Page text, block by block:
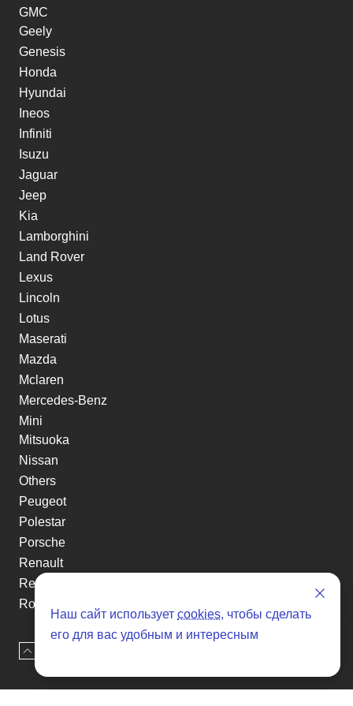
GMC
Geely
Genesis
Honda
Hyundai
Ineos
Infiniti
Isuzu
Jaguar
Jeep
Kia
Lamborghini
Land Rover
Lexus
Lincoln
Lotus
Maserati
Mazda
Mclaren
Mercedes-Benz
Mini
Mitsuoka
Nissan
Others
Peugeot
Polestar
Porsche
Renault
Renault-KoreaSamsung
Rolls-Royce
Ssangyong
Subaru
Наш сайт использует cookies, чтобы сделать
его для вас удобным и интересным